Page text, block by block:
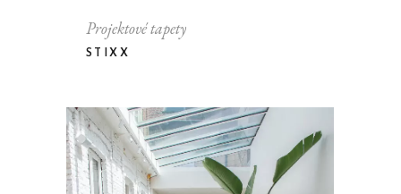
Projektové tapety
STIXX